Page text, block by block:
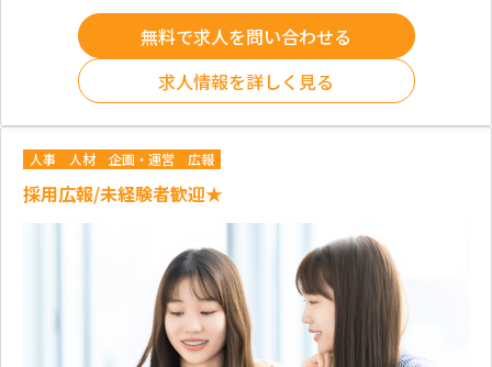
無料で求人を問い合わせる
求人情報を詳しく見る
人事 人材 企画・運営 広報
採用広報/未経験者歓迎★